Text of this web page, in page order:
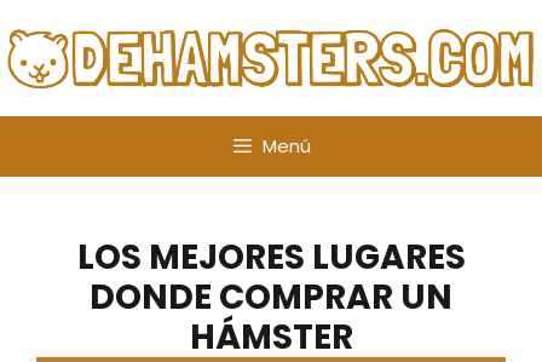
al
contenido
Menú
LOS MEJORES LUGARES
DONDE COMPRAR UN
HÁMSTER